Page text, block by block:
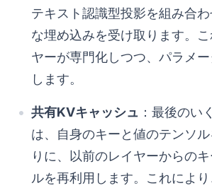
テキスト認識型投影を組み合
な埋め込みを受け取ります。
ヤーが専門化しつつ、パラメ
します。
共有KVキャッシュ ：最後のい
は、自身のキーと値のテンソ
りに、以前のレイヤーからの
ルを再利用します。これによ